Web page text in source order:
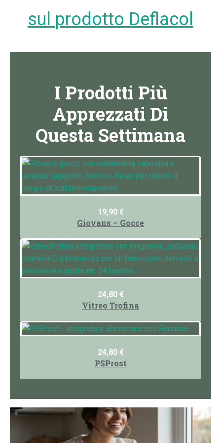
sul prodotto Deflacol
I Prodotti Più
Apprezzati Di
Questa Settimana
19,90 €
Giovans – Gocce
24,80 €
Vitreo Trofina
24,80 €
PSProst